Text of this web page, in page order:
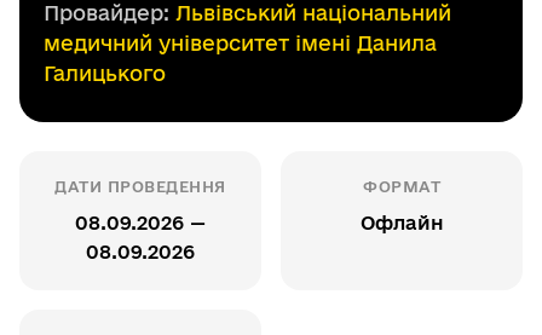
Провайдер: Львівський національний
медичний університет імені Данила
Галицького
ДАТИ ПРОВЕДЕННЯ
08.09.2026 —
08.09.2026
ФОРМАТ
Офлайн